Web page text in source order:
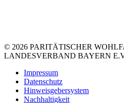
© 2026 PARITÄTISCHER
LANDESVERBAND BAYERN
Impressum
Datenschutz
Hinweisgebersystem
Nachhaltigkeit